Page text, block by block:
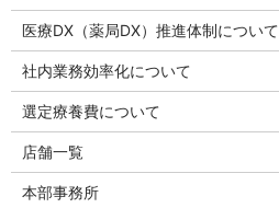
医療DX（薬局DX）推進体制について
社内業務効率化について
選定療養費について
店舗一覧
本部事務所